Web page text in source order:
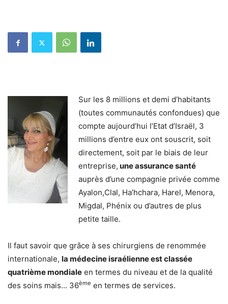
Sur les 8 millions et demi d’habitants
(toutes communautés confondues) que
compte aujourd’hui l’Etat d’Israël, 3
millions d’entre eux ont souscrit, soit
directement, soit par le biais de leur
entreprise, une assurance santé
auprès d’une compagnie privée comme
Ayalon,Clal, Ha’hchara, Harel, Menora,
Migdal, Phénix ou d’autres de plus
petite taille.
Il faut savoir que grâce à ses chirurgiens de renommée
internationale, la médecine israélienne est classée
quatrième mondiale en termes du niveau et de la qualité
des soins mais… 36ème en termes de services.